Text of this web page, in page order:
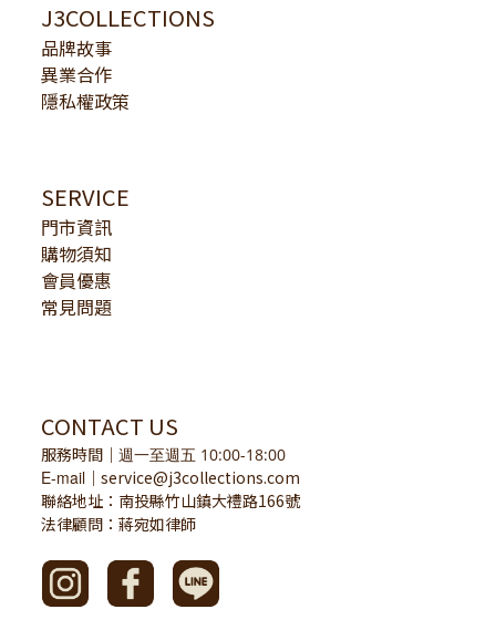
J3COLLECTIONS
品牌故事
異業合作
隱私權政策
SERVICE
門市資訊
購物須知
會員優惠
常見問題
CONTACT US
服務時間 ｜ 週一至週五 10:00-18:00
E-mail ｜ service@j3collections.com
聯絡地址：南投縣竹山鎮大禮路166號
法律顧問：蔣宛如律師